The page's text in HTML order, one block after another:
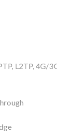
L2TP, 4G/